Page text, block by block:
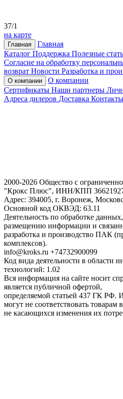
37/1
на карте
Главная
Главная
Каталог Поддержка Полезные
Согласие на обработку
возврат Новости Разработка и
О компании
О компании
Сертификаты Наши партнеры
Адреса дилеров Доставка Контакты
2000-2026 Общество с
"Крокс Плюс", ИНН/КПП
Адрес: 394005, г. Воронеж,
Основной код ОКВЭД: 63.11
Деятельность по обработке
размещению информации и
разработка и производство ПАК
комплексов).
info@kroks.ru +74732900099
Код вида деятельности в области
технологий: 1.02
Вся информация на сайте носит
является публичной офертой,
определяемой статьей 437 ГК РФ.
могут не соответствовать товарам
не касающихся изменения их